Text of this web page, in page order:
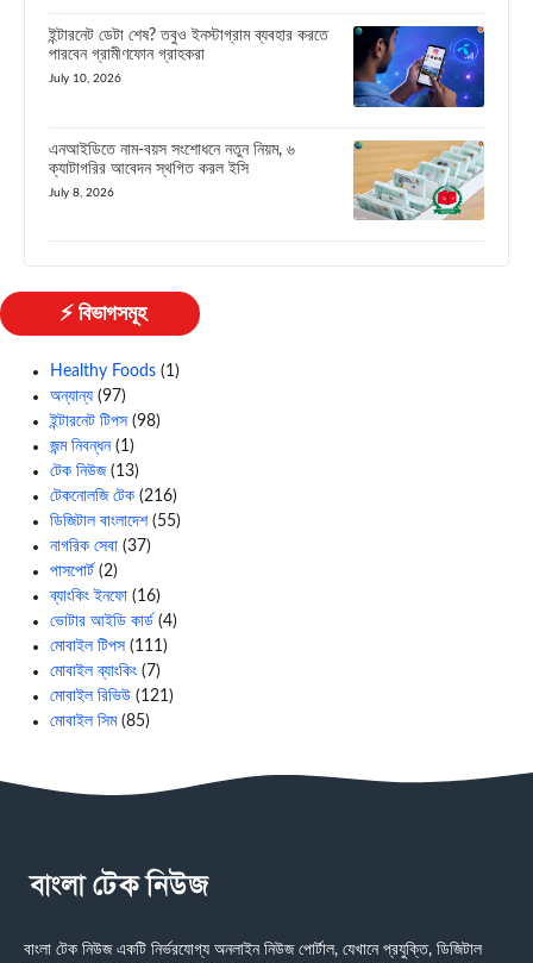
ইন্টারনেট ডেটা শেষ? তবুও ইনস্টাগ্রাম ব্যবহার করতে
পারবেন গ্রামীণফোন গ্রাহকরা
July 10, 2026
এনআইডিতে নাম-বয়স সংশোধনে নতুন নিয়ম, ৬
ক্যাটাগরির আবেদন স্থগিত করল ইসি
July 8, 2026
⚡ বিভাগসমূহ
Healthy Foods (1)
অন্যান্য (97)
ইন্টারনেট টিপস (98)
জন্ম নিবন্ধন(1)
টেক নিউজ(13)
টেকনোলজি টেক (216)
ডিজিটাল বাংলাদেশ(55)
নাগরিক সেবা (37)
পাসপোর্ট (2)
ব্যাংকিং ইনফো (16)
ভোটার আইডি কার্ড (4)
মোবাইল টিপস (111)
মোবাইল ব্যাংকিং (7)
মোবাইল রিভিউ (121)
মোবাইল সিম(85)
বাংলা টেক নিউজ একটি নির্ভরযোগ্য অনলাইন নিউজ পোর্টাল, যেখানে প্রযুক্তি, ডিজিটাল